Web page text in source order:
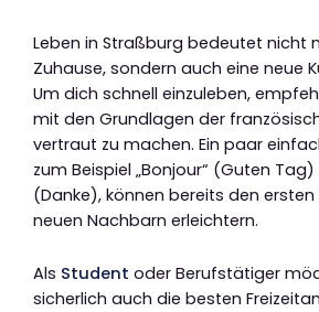
Leben in Straßburg bedeutet nicht
Zuhause, sondern auch eine neue
Um dich schnell einzuleben,
mit den Grundlagen der
vertraut zu machen. Ein paar
zum Beispiel „Bonjour“ (Guten Tag)
(Danke), können bereits den
neuen Nachbarn erleichtern.
Als Student oder Berufstätiger
sicherlich auch die besten